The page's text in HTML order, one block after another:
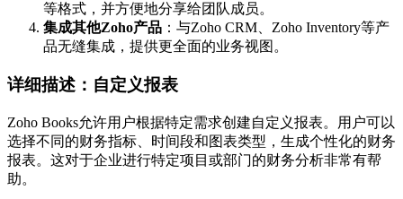
等格式，并方便地分享给团队成员。
集成其他Zoho产品 ：与Zoho CRM、Zoho Inventory等产
品无缝集成，提供更全面的业务视图。
详细描述：自定义报表
Zoho Books允许用户根据特定需求创建自定义报表。用户可以
选择不同的财务指标、时间段和图表类型，生成个性化的财务
报表。这对于企业进行特定项目或部门的财务分析非常有帮
助。